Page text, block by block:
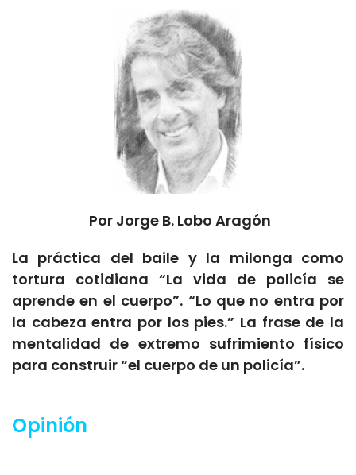
Por Jorge B. Lobo Aragón
La práctica del baile y la milonga como
tortura cotidiana “La vida de policía se
aprende en el cuerpo”. “Lo que no entra por
la cabeza entra por los pies.” La frase de la
mentalidad de extremo sufrimiento físico
para construir “el cuerpo de un policía”.
Opinión